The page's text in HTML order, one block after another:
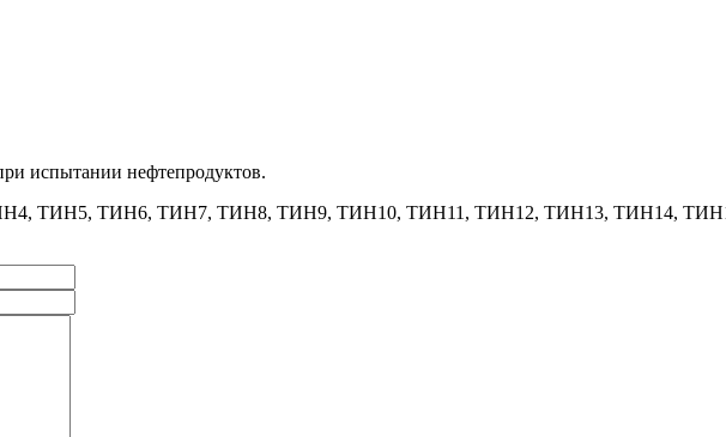
испытании нефтепродуктов.
ТИН5, ТИН6, ТИН7, ТИН8, ТИН9, ТИН10, ТИН11, ТИН12, ТИН13, ТИН14,